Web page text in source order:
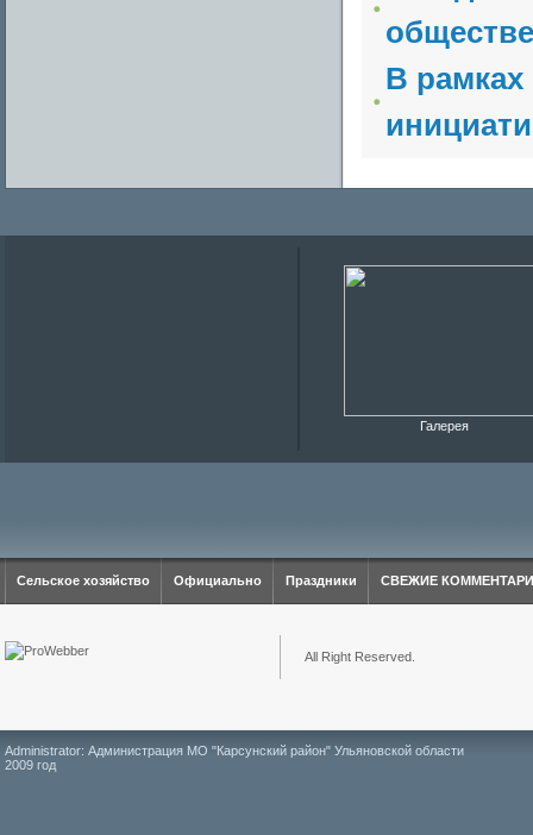
В
Галерея
Сельское хозяйство Официально Праздники СВЕЖИЕ
All Right Reserved.
Administrator: Администрация МО "Карсунский район" Ульяновской области
2009 год